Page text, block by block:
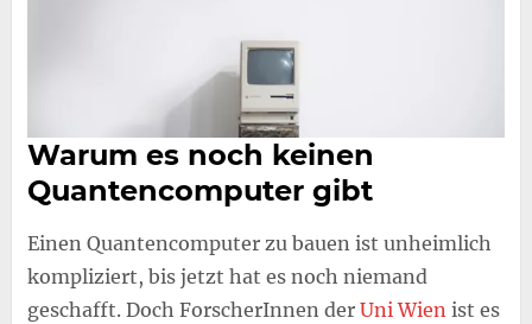
Warum es noch keinen
Quantencomputer gibt
Einen Quantencomputer zu bauen ist unheimlich
kompliziert, bis jetzt hat es noch niemand
geschafft. Doch ForscherInnen der Uni Wien ist es